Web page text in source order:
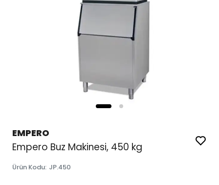
EMPERO
Empero Buz Makinesi, 450 kg
Ürün Kodu: JP.450